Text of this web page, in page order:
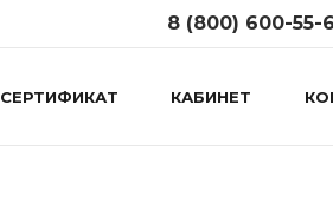
8 (800) 600-55-
СЕРТИФИКАТ КАБИНЕТ